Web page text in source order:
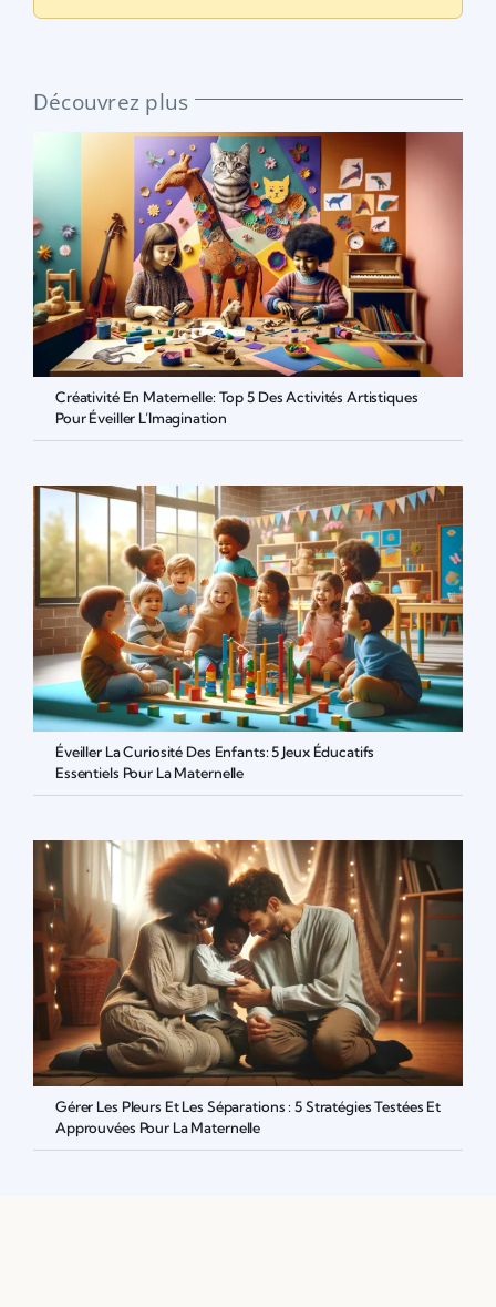
Découvrez plus
Créativité En Maternelle: Top 5 Des Activités Artistiques
Pour Éveiller L’Imagination
Éveiller La Curiosité Des Enfants: 5 Jeux Éducatifs
Essentiels Pour La Maternelle
Gérer Les Pleurs Et Les Séparations : 5 Stratégies Testées Et
Approuvées Pour La Maternelle